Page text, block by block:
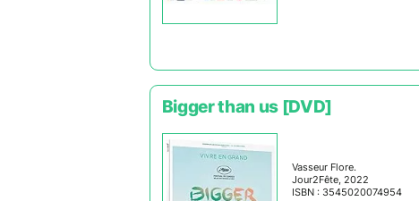
Bigger than us [DVD]
Vasseur Flore.
Jour2Fête, 2022
ISBN : 3545020074954